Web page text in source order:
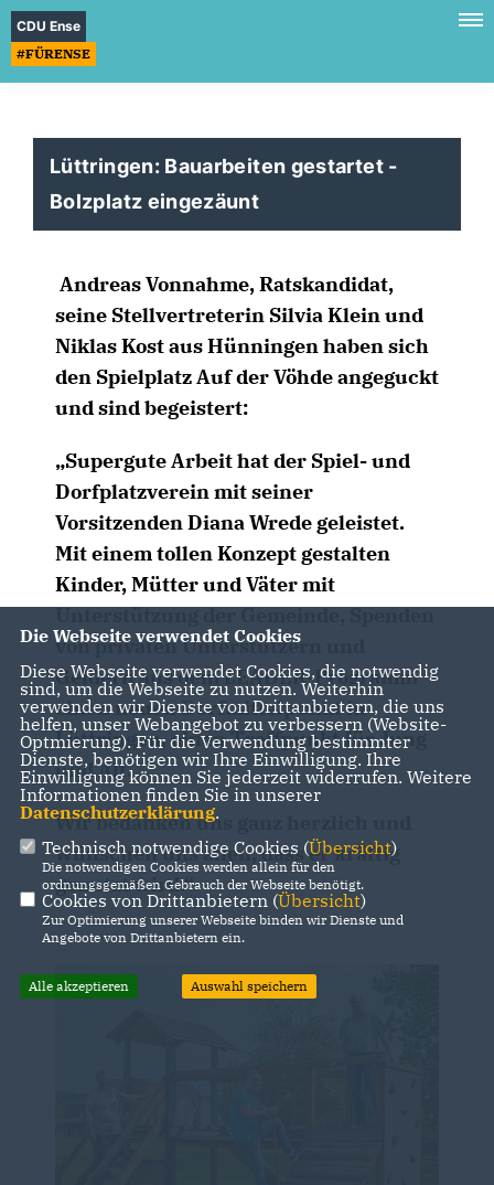
CDU Ense
#FÜRENSE
Lüttringen: Bauarbeiten gestartet -
Bolzplatz eingezäunt
Andreas Vonnahme, Ratskandidat,
seine Stellvertreterin Silvia Klein und
Niklas Kost aus Hünningen haben sich
den Spielplatz Auf der Vöhde angeguckt
und sind begeistert:
Supergute Arbeit hat der Spiel- und
Dorfplatzverein mit seiner
Vorsitzenden Diana Wrede geleistet.
Mit einem tollen Konzept gestalten
Kinder, Mütter und Väter mit
Unterstützung der Gemeinde, Spenden
von privaten Unterstützern und
Geldern aus dem LEADER-Programm
einen neuen Dorfmittelpunkt in
Lüttringen, einen Treffpunkt für Jung
und Alt.
Wir bedanken uns ganz herzlich und
wünschen uns allen, dass er kräftig
genutzt wird.“
Die Webseite verwendet Cookies
Diese Webseite verwendet Cookies, die notwendig
sind, um die Webseite zu nutzen. Weiterhin
verwenden wir Dienste von Drittanbietern, die uns
helfen, unser Webangebot zu verbessern (Website-
Optmierung). Für die Verwendung bestimmter
Dienste, benötigen wir Ihre Einwilligung. Ihre
Einwilligung können Sie jederzeit widerrufen. Weitere
Informationen finden Sie in unserer
Datenschutzerklärung.
Technisch notwendige Cookies (Übersicht)
Die notwendigen Cookies werden allein für den
ordnungsgemäßen Gebrauch der Webseite benötigt.
Cookies von Drittanbietern (Übersicht)
Zur Optimierung unserer Webseite binden wir Dienste und
Angebote von Drittanbietern ein.
Alle akzeptieren Auswahl speichern